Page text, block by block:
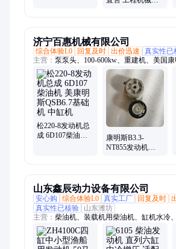
济宁百惠机械有限公司
综合体验L0
回复及时 出价迅速 真实性已
主营： 泵泵头、100-600kw、重建机、美国
r385lc-9t、摇臂垫、改电喷、电磁阀、凸轮轴
8、isf2.8isf、增压器、喷油器、pc220-8m0
pc240lc-8、6bt-6d102、飞轮壳、电脑板、
基础机、齿轮室、冷却器
松220-8发动机总
成 6D107柴油机
康明斯B3.3-
NT855发动机
山东鑫辰动力设备有限公司
安心购
综合体验L0 真实工厂 回复及时
真实性已核验
山东潍坊
主营： 柴油机、装载机用柴油机、缸机水冷
电机组、柴油发电、离合器总成、柴油水泵
组、拖车式发电机组、柴油机配件、移动电